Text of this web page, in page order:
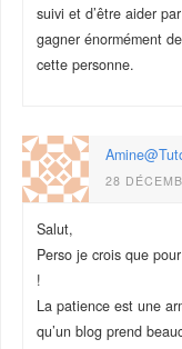
suivi et d’être aider
gagner énormément
cette personne.
28
Salut,
Perso je crois que
!
La patience est une
qu’un blog prend